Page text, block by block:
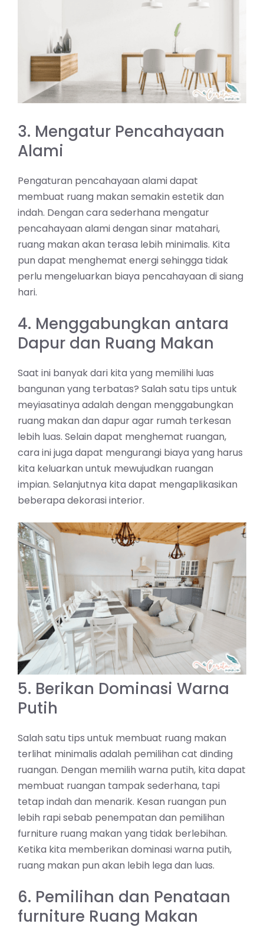
3. Mengatur Pencahayaan
Alami
Pengaturan pencahayaan alami dapat
membuat ruang makan semakin estetik dan
indah. Dengan cara sederhana mengatur
pencahayaan alami dengan sinar matahari,
ruang makan akan terasa lebih minimalis. Kita
pun dapat menghemat energi sehingga tidak
perlu mengeluarkan biaya pencahayaan di siang
hari.
4. Menggabungkan antara
Dapur dan Ruang Makan
Saat ini banyak dari kita yang memilihi luas
bangunan yang terbatas? Salah satu tips untuk
meyiasatinya adalah dengan menggabungkan
ruang makan dan dapur agar rumah terkesan
lebih luas. Selain dapat menghemat ruangan,
cara ini juga dapat mengurangi biaya yang harus
kita keluarkan untuk mewujudkan ruangan
impian. Selanjutnya kita dapat mengaplikasikan
beberapa dekorasi interior.
5. Berikan Dominasi Warna
Putih
Salah satu tips untuk membuat ruang makan
terlihat minimalis adalah pemilihan cat dinding
ruangan. Dengan memilih warna putih, kita dapat
membuat ruangan tampak sederhana, tapi
tetap indah dan menarik. Kesan ruangan pun
lebih rapi sebab penempatan dan pemilihan
furniture ruang makan yang tidak berlebihan.
Ketika kita memberikan dominasi warna putih,
ruang makan pun akan lebih lega dan luas.
6. Pemilihan dan Penataan
furniture Ruang Makan